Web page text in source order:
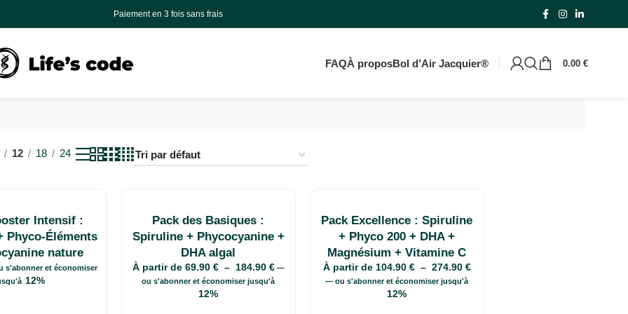
Paiement en 3 fois sans frais
de livraisons offerts en France, en Belgique et au Luxembourg en point relais à partir de 59€
FAQÀ proposBol d’Air Jacquier® 0.00 €
12 18 24
Intensif :
Phyco-Éléments
nature
s'abonner et économiser
12%
Pack des Basiques :
Spiruline + Phycocyanine +
DHA algal
À partir de 69.90 € – 184.90 € —
ou s'abonner et économiser jusqu'à
12%
Pack Excellence : Spiruline
+ Phyco 200 + DHA +
Magnésium + Vitamine C
À partir de 104.90 € – 274.90 €
— ou s'abonner et économiser jusqu'à
12%